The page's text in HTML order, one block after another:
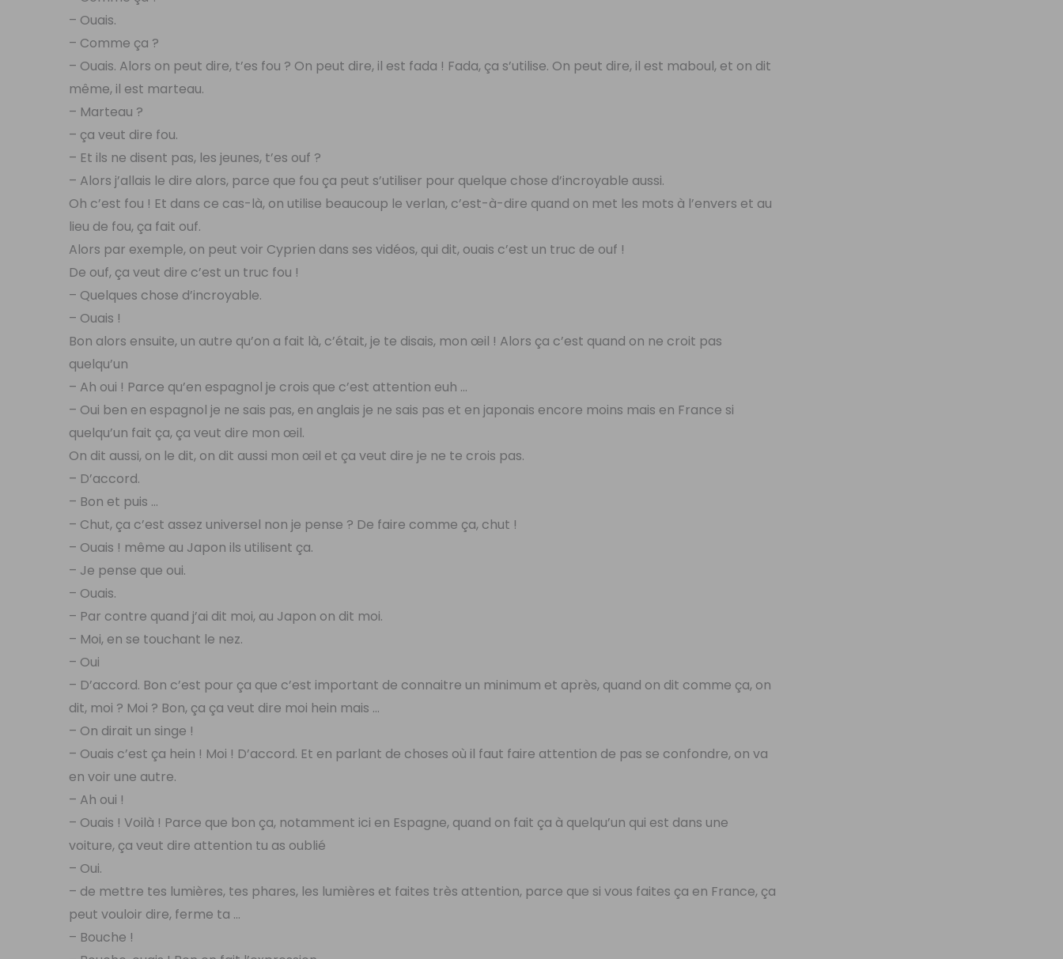
– Ouais.
– Comme ça ?
– Ouais. Alors on peut dire, t’es fou ? On peut dire, il est fada ! Fada, ça s’utilise. On peut dire, il est maboul, et on dit
même, il est marteau.
– Marteau ?
– ça veut dire fou.
– Et ils ne disent pas, les jeunes, t’es ouf ?
– Alors j’allais le dire alors, parce que fou ça peut s’utiliser pour quelque chose d’incroyable aussi.
Oh c’est fou ! Et dans ce cas-là, on utilise beaucoup le verlan, c’est-à-dire quand on met les mots à l’envers et au
lieu de fou, ça fait ouf.
Alors par exemple, on peut voir Cyprien dans ses vidéos, qui dit, ouais c’est un truc de ouf !
De ouf, ça veut dire c’est un truc fou !
– Quelques chose d’incroyable.
– Ouais !
Bon alors ensuite, un autre qu’on a fait là, c’était, je te disais, mon œil ! Alors ça c’est quand on ne croit pas
quelqu’un
– Ah oui ! Parce qu’en espagnol je crois que c’est attention euh …
– Oui ben en espagnol je ne sais pas, en anglais je ne sais pas et en japonais encore moins mais en France si
quelqu’un fait ça, ça veut dire mon œil.
On dit aussi, on le dit, on dit aussi mon œil et ça veut dire je ne te crois pas.
– D’accord.
– Bon et puis …
– Chut, ça c’est assez universel non je pense ? De faire comme ça, chut !
– Ouais ! même au Japon ils utilisent ça.
– Je pense que oui.
– Ouais.
– Par contre quand j’ai dit moi, au Japon on dit moi.
– Moi, en se touchant le nez.
– Oui
– D’accord. Bon c’est pour ça que c’est important de connaitre un minimum et après, quand on dit comme ça, on
dit, moi ? Moi ? Bon, ça ça veut dire moi hein mais …
– On dirait un singe !
– Ouais c’est ça hein ! Moi ! D’accord. Et en parlant de choses où il faut faire attention de pas se confondre, on va
en voir une autre.
– Ah oui !
– Ouais ! Voilà ! Parce que bon ça, notamment ici en Espagne, quand on fait ça à quelqu’un qui est dans une
voiture, ça veut dire attention tu as oublié
– Oui.
– de mettre tes lumières, tes phares, les lumières et faites très attention, parce que si vous faites ça en France, ça
peut vouloir dire, ferme ta …
– Bouche !